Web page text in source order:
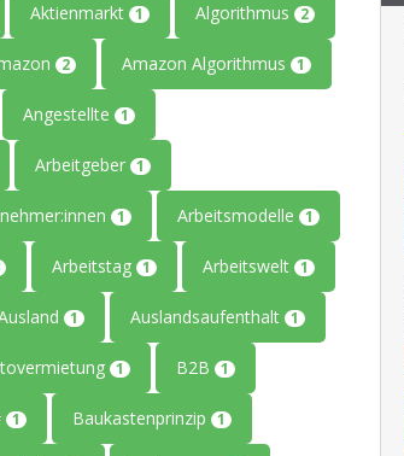
Aktienmarkt 1 Algorithmus 2
2 Amazon Algorithmus 1
Angestellte 1
Arbeitgeber 1
1 Arbeitsmodelle 1
Arbeitstag 1 Arbeitswelt 1
1 Auslandsaufenthalt 1
1 B2B 1
1 Baukastenprinzip 1